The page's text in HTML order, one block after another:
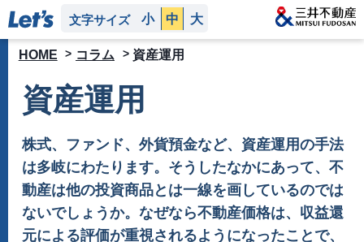
文字サイズ 小 中 大
HOME コラム 資産運用
資産運用
株式、ファンド、外貨預金など、資産運用の手法
は多岐にわたります。そうしたなかにあって、不
動産は他の投資商品とは一線を画しているのでは
ないでしょうか。なぜなら不動産価格は、収益還
元による評価が重視されるようになったことで、